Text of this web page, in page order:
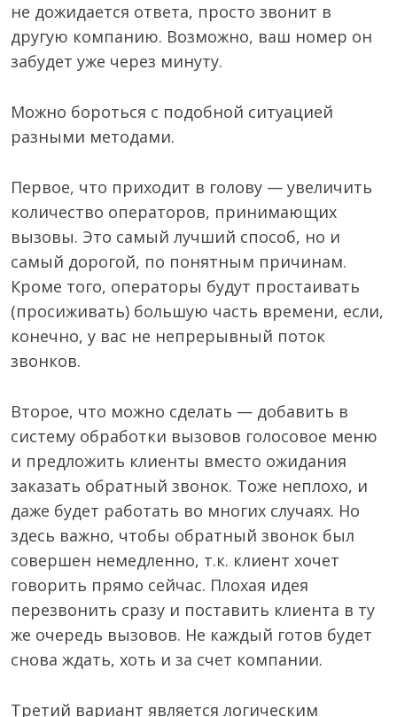
не дожидается ответа, просто звонит в
другую компанию. Возможно, ваш номер он
забудет уже через минуту.
Можно бороться с подобной ситуацией
разными методами.
Первое, что приходит в голову — увеличить
количество операторов, принимающих
вызовы. Это самый лучший способ, но и
самый дорогой, по понятным причинам.
Кроме того, операторы будут простаивать
(просиживать) большую часть времени, если,
конечно, у вас не непрерывный поток
звонков.
Второе, что можно сделать — добавить в
систему обработки вызовов голосовое меню
и предложить клиенты вместо ожидания
заказать обратный звонок. Тоже неплохо, и
даже будет работать во многих случаях. Но
здесь важно, чтобы обратный звонок был
совершен немедленно, т.к. клиент хочет
говорить прямо сейчас. Плохая идея
перезвонить сразу и поставить клиента в ту
же очередь вызовов. Не каждый готов будет
снова ждать, хоть и за счет компании.
Третий вариант является логическим